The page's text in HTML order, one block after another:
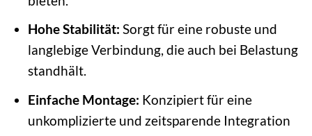
Hohe Stabilität: Sorgt für eine robuste und
langlebige Verbindung, die auch bei Belastung
standhält.
Einfache Montage: Konzipiert für eine
unkomplizierte und zeitsparende Integration